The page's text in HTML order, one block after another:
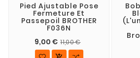
Pied Ajustable Pose
Fermeture Et
Passepoil BROTHER
F036N
9,00 € 11,00 €